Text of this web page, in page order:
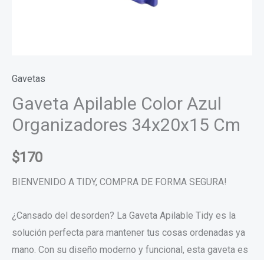
Gavetas
Gaveta Apilable Color Azul
Organizadores 34x20x15 Cm
$170
BIENVENIDO A TIDY, COMPRA DE FORMA SEGURA!
¿Cansado del desorden? La Gaveta Apilable Tidy es la
solución perfecta para mantener tus cosas ordenadas ya
mano. Con su diseño moderno y funcional, esta gaveta es